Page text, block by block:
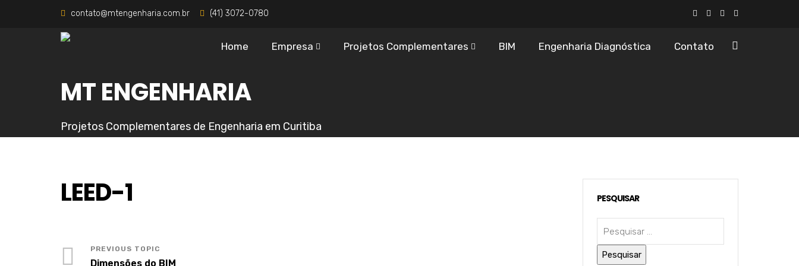
contato@mtengenharia.com.br (41) 3072-0780
Home Empresa Projetos Complementares BIM Engenharia Diagnóstica Contato
MT ENGENHARIA
Projetos Complementares de Engenharia em Curitiba
LEED-1
Dimensões do BIM
PESQUISAR